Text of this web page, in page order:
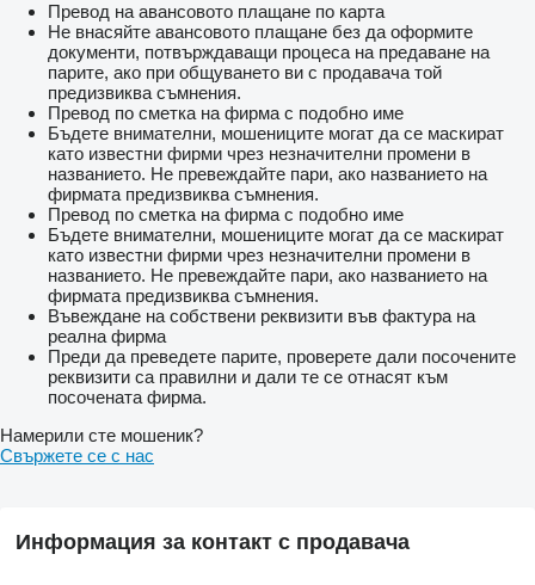
Превод на авансовото плащане по карта
Не внасяйте авансовото плащане без да оформите
документи, потвърждаващи процеса на предаване на
парите, ако при общуването ви с продавача той
предизвиква съмнения.
Превод по сметка на фирма с подобно име
Бъдете внимателни, мошениците могат да се маскират
като известни фирми чрез незначителни промени в
названието. Не превеждайте пари, ако названието на
фирмата предизвиква съмнения.
Превод по сметка на фирма с подобно име
Бъдете внимателни, мошениците могат да се маскират
като известни фирми чрез незначителни промени в
названието. Не превеждайте пари, ако названието на
фирмата предизвиква съмнения.
Въвеждане на собствени реквизити във фактура на
реална фирма
Преди да преведете парите, проверете дали посочените
реквизити са правилни и дали те се отнасят към
посочената фирма.
Намерили сте мошеник?
Свържете се с нас
Информация за контакт с продавача